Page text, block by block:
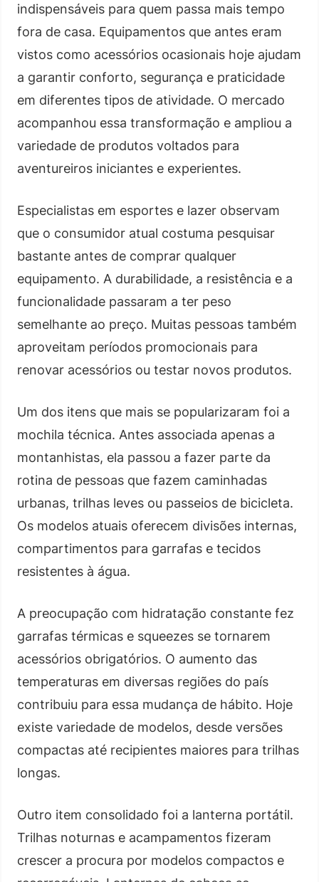
indispensáveis para quem passa mais tempo
fora de casa. Equipamentos que antes eram
vistos como acessórios ocasionais hoje ajudam
a garantir conforto, segurança e praticidade
em diferentes tipos de atividade. O mercado
acompanhou essa transformação e ampliou a
variedade de produtos voltados para
aventureiros iniciantes e experientes.
Especialistas em esportes e lazer observam
que o consumidor atual costuma pesquisar
bastante antes de comprar qualquer
equipamento. A durabilidade, a resistência e a
funcionalidade passaram a ter peso
semelhante ao preço. Muitas pessoas também
aproveitam períodos promocionais para
renovar acessórios ou testar novos produtos.
Um dos itens que mais se popularizaram foi a
mochila técnica. Antes associada apenas a
montanhistas, ela passou a fazer parte da
rotina de pessoas que fazem caminhadas
urbanas, trilhas leves ou passeios de bicicleta.
Os modelos atuais oferecem divisões internas,
compartimentos para garrafas e tecidos
resistentes à água.
A preocupação com hidratação constante fez
garrafas térmicas e squeezes se tornarem
acessórios obrigatórios. O aumento das
temperaturas em diversas regiões do país
contribuiu para essa mudança de hábito. Hoje
existe variedade de modelos, desde versões
compactas até recipientes maiores para trilhas
longas.
Outro item consolidado foi a lanterna portátil.
Trilhas noturnas e acampamentos fizeram
crescer a procura por modelos compactos e